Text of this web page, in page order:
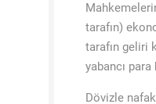
tarafın)
tarafın geliri
yabancı
Dövizle